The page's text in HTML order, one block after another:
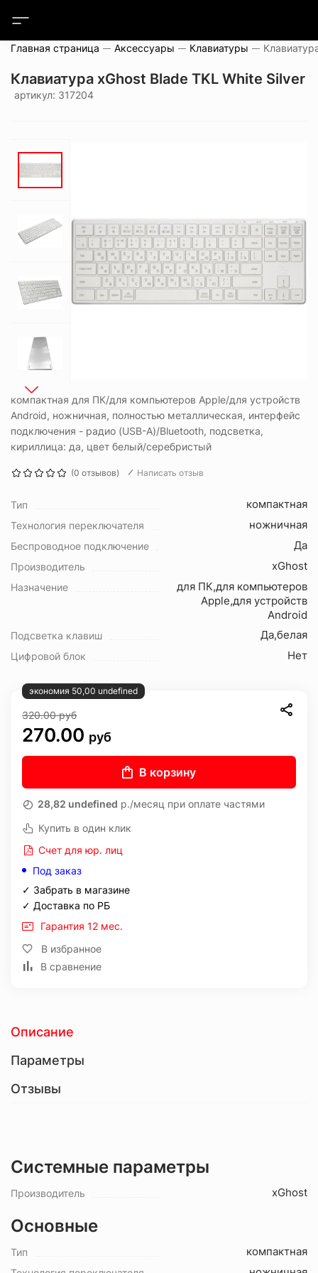
Главная страница Аксессуары Клавиатуры
Клавиатура xGhost Blade TKL White Silver
артикул: 317204
компактная для ПК/для компьютеров Apple/для устройств
Android, ножничная, полностью металлическая, интерфейс
подключения - радио (USB-A)/Bluetooth, подсветка,
кириллица: да, цвет белый/серебристый
(0 отзывов) Написать отзыв
Тип компактная
Технология переключателя ножничная
Беспроводное подключение Да
Производитель xGhost
Назначение
для ПК,для компьютеров
Apple,для устройств
Android
Подсветка клавиш Да,белая
Цифровой блок Нет
экономия 50,00 undefined
320.00руб
270.00 руб
В корзину
28,82 undefined р./месяц при оплате частями
Купить в один клик
Счет для юр. лиц
Под заказ
✓ Забрать в магазине
✓ Доставка по РБ
Гарантия 12 мес.
В избранное
В сравнение
Описание
Параметры
Отзывы
Системные параметры
Производитель xGhost
Основные
Тип компактная